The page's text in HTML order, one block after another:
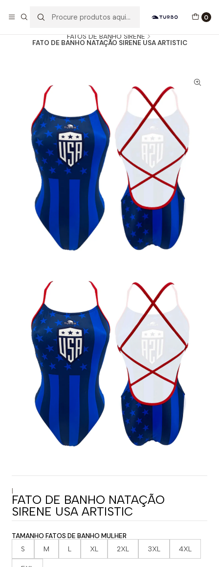
0
FATOS DE BANHO SIRENE
FATO DE BANHO NATAÇÃO SIRENE USA ARTISTIC
|
FATO DE BANHO NATAÇÃO
SIRENE USA ARTISTIC
TAMANHO FATOS DE BANHO MULHER
S M L XL 2XL 3XL 4XL